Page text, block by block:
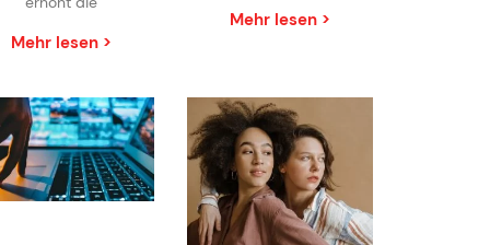
Mehr lesen >
Mehr lesen >